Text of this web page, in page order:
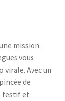
mission
vous
Avec un
de
festif et